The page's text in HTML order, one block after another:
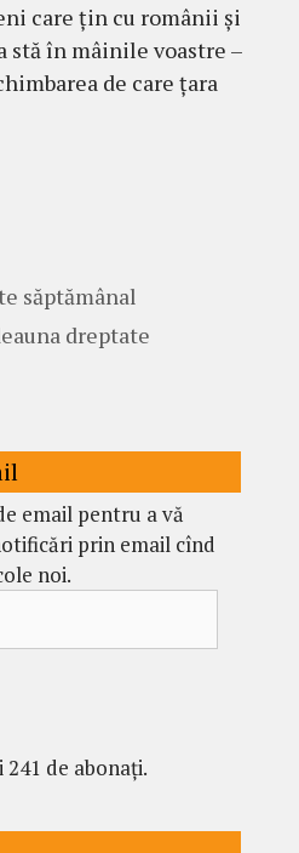
care țin cu românii și
stă în mâinile voastre –
de care țara
săptămânal
dreptate
email pentru a vă
prin email cînd
noi.
de abonați.